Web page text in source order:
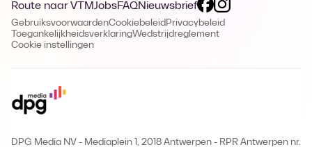
Route naar VTMJobsFAQNieuwsbrief
GebruiksvoorwaardenCookiebeleid Privacybeleid
ToegankelijkheidsverklaringWedstrijdreglement
Cookie instellingen
DPG Media NV - Mediaplein 1, 2018 Antwerpen - RPR Antwerpen nr.